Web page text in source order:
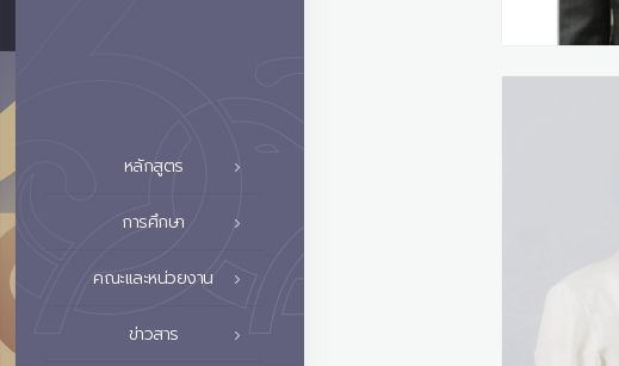
หลักสูตร
การศึกษา
คณะและหน่วยงาน
ข่าวสาร